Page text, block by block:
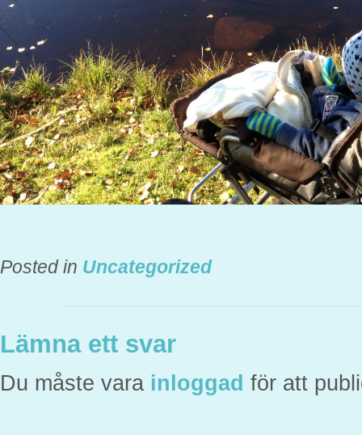
Posted in Uncategorized
Lämna ett svar
Du måste vara inloggad för att